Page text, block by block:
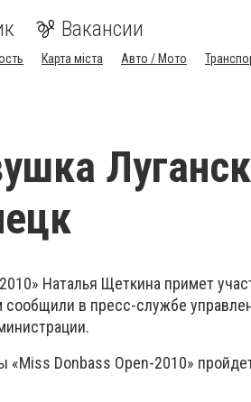
Вакансии
Карта міста Авто / Мото
Наталья Щеткина примет
сообщили в пресс-службе
«Miss Donbass Open-2010»